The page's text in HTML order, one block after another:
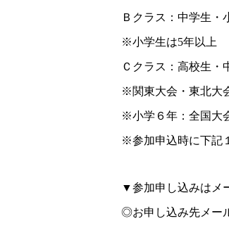
Ｂクラス：中学生・
※小学生は5年以上
Ｃクラス：高校生・
※関東大会・東北大
※小学６年：全国大
※参加申込時に下記
▼参加申し込みはメ
◎お申し込み先メー